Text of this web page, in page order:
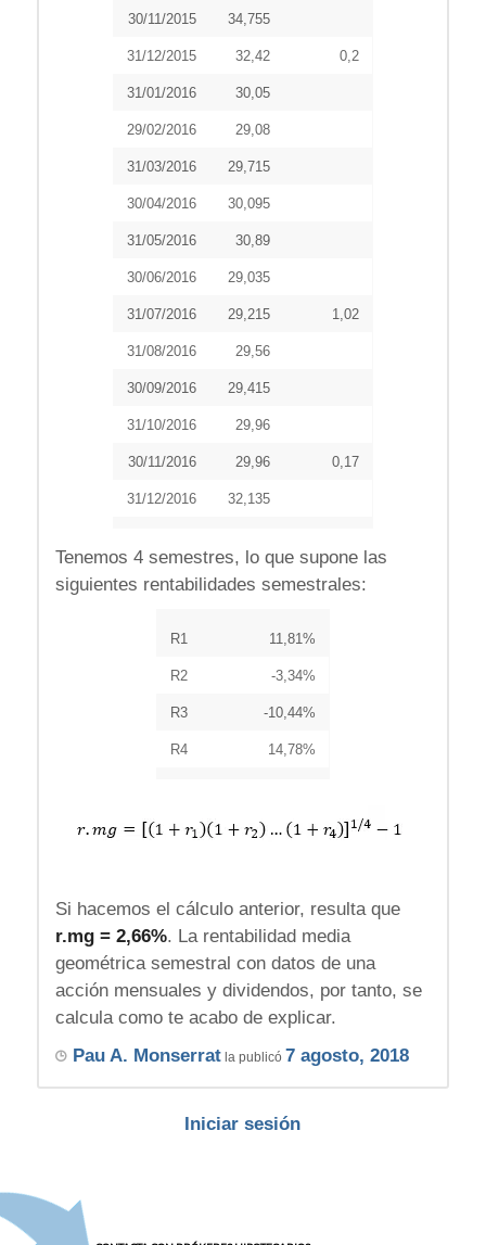
30/11/2015 34,755
31/12/2015 32,42 0,2
31/01/2016 30,05
29/02/2016 29,08
31/03/2016 29,715
30/04/2016 30,095
31/05/2016 30,89
30/06/2016 29,035
31/07/2016 29,215 1,02
31/08/2016 29,56
30/09/2016 29,415
31/10/2016 29,96
30/11/2016 29,96 0,17
31/12/2016 32,135
Tenemos 4 semestres, lo que supone las
siguientes rentabilidades semestrales:
R1 11,81%
R2 -3,34%
R3 -10,44%
R4 14,78%
Si hacemos el cálculo anterior, resulta que
r.mg = 2,66%. La rentabilidad media
geométrica semestral con datos de una
acción mensuales y dividendos, por tanto, se
calcula como te acabo de explicar.
Pau A. Monserratla publicó 7 agosto, 2018
Iniciar sesión